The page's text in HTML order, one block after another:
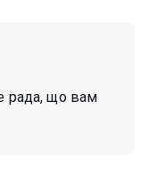
рада, що вам